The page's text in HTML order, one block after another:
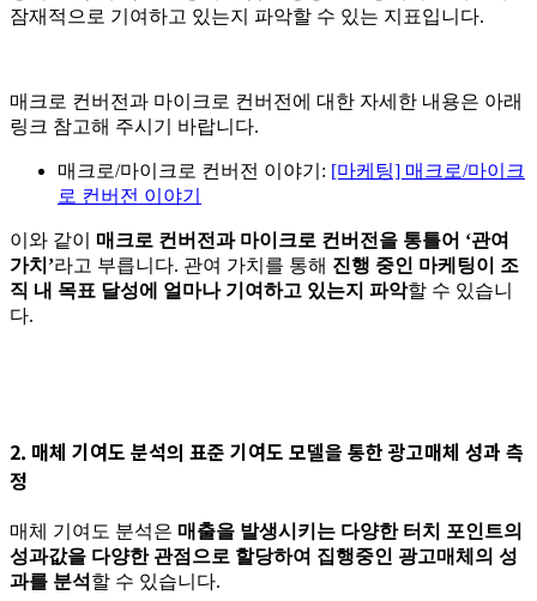
잠재적으로 기여하고 있는지 파악할 수 있는 지표입니다.
매크로 컨버전과 마이크로 컨버전에 대한 자세한 내용은 아래
링크 참고해 주시기 바랍니다.
매크로/마이크로 컨버전 이야기: [마케팅] 매크로/마이크
로 컨버전 이야기
이와 같이 매크로 컨버전과 마이크로 컨버전을 통틀어 ‘관여
가치’라고 부릅니다. 관여 가치를 통해 진행 중인 마케팅이 조
직 내 목표 달성에 얼마나 기여하고 있는지 파악할 수 있습니
다.
2. 매체 기여도 분석의 표준 기여도 모델을 통한 광고매체 성과 측
정
매체 기여도 분석은 매출을 발생시키는 다양한 터치 포인트의
성과값을 다양한 관점으로 할당하여 집행중인 광고매체의 성
과를 분석 할 수 있습니다.